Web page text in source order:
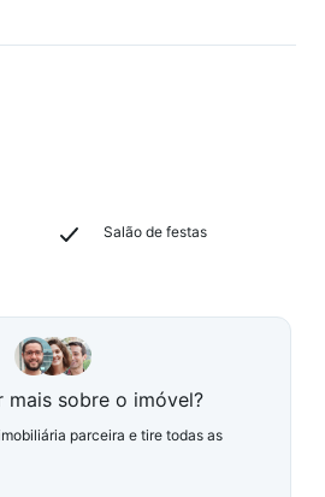
Salão de festas
mais sobre o imóvel?
parceira e tire todas as